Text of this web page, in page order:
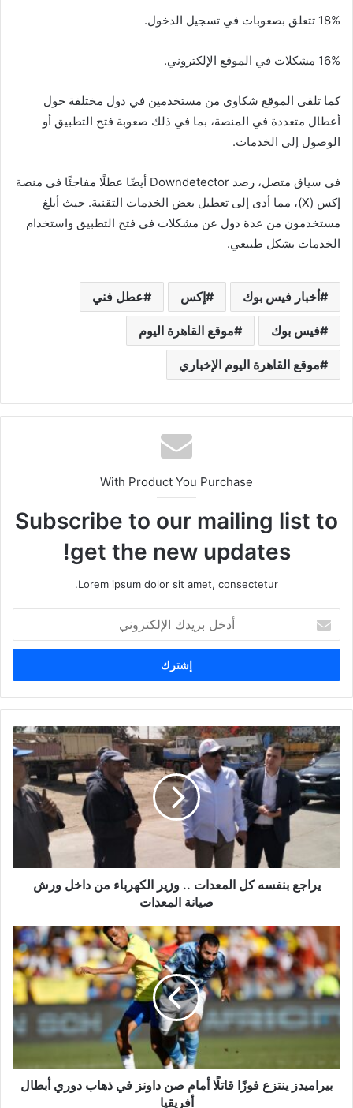
18% تتعلق بصعوبات في تسجيل الدخول.
16% مشكلات في الموقع الإلكتروني.
كما تلقى الموقع شكاوى من مستخدمين في دول مختلفة حول
أعطال متعددة في المنصة، بما في ذلك صعوبة فتح التطبيق أو
الوصول إلى الخدمات.
في سياق متصل، رصد Downdetector أيضًا عطلًا مفاجئًا في منصة
إكس (X)، مما أدى إلى تعطيل بعض الخدمات التقنية. حيث أبلغ
مستخدمون من عدة دول عن مشكلات في فتح التطبيق واستخدام
الخدمات بشكل طبيعي.
أخبار فيس بوك إكس عطل فني
فيس بوك موقع القاهرة اليوم
موقع القاهرة اليوم الإخباري
With Product You Purchase
Subscribe to our mailing list to
get the new updates!
Lorem ipsum dolor sit amet, consectetur.
خ
ب
ر
د
ك
ا
ل
إ
ل
ر
يراجع بنفسه كل المعدات .. وزير الكهرباء من داخل ورش
صيانة المعدات
بيراميدز ينتزع فوزًا قاتلًا أمام صن داونز في ذهاب دوري أبطال
أفريقيا